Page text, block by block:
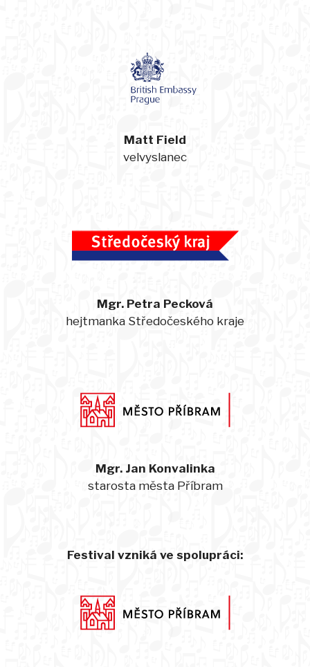
Matt Field
velvyslanec
Mgr. Petra Pecková
hejtmanka Středočeského kraje
Mgr. Jan Konvalinka
starosta města Příbram
Festival vzniká ve spolupráci: